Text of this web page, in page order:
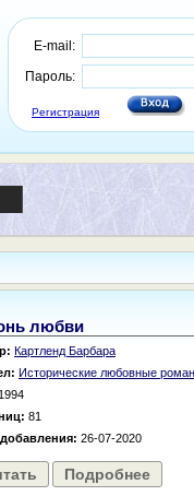
E-mail:
Пароль:
Регистрация
любви
Картленд Барбара
Исторические любовные
1994
81
26-07-2020
Подробнее